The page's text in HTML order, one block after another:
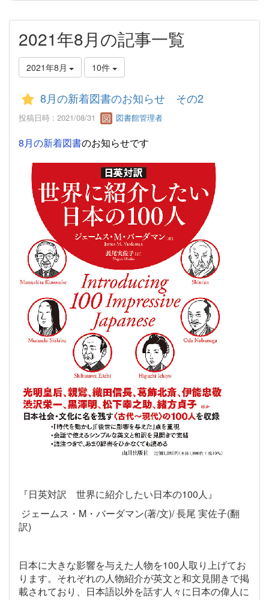
2021年8月の記事一覧
2021年8月 10件
8月の新着図書のお知らせ その2
投稿日時 : 2021/08/31 図書館管理者
8月の新着図書のお知らせです
『日英対訳 世界に紹介したい日本の100人』
ジェームス・ M ・バーダマン(著/文)/長尾 実佐子(翻
訳)
日本に大きな影響を与えた人物を100人取り上げてお
ります。それぞれの人物紹介が英文と和文見開きで掲
載されており、日本語以外を話す人々に日本の偉人に